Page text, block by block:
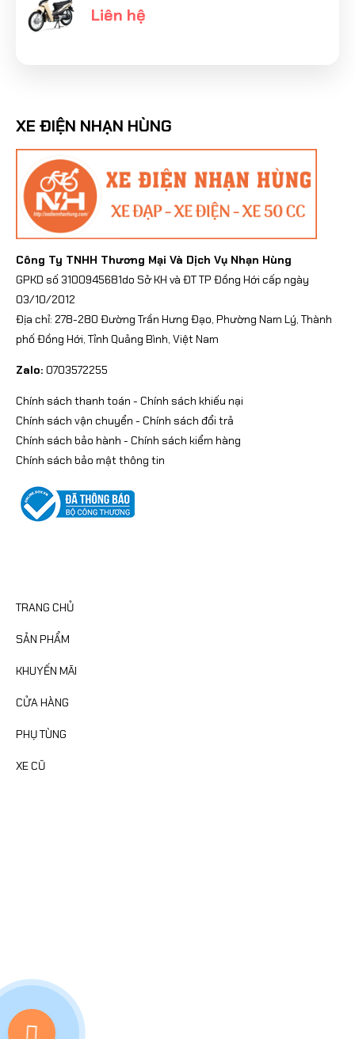
Liên hệ
XE ĐIỆN NHẠN HÙNG
Công Ty TNHH Thương Mại Và Dịch Vụ Nhạn Hùng
GPKD số 3100945681do Sở KH và ĐT TP Đồng Hới cấp ngày
03/10/2012
Địa chỉ: 278-280 Đường Trần Hưng Đạo, Phường Nam Lý, Thành
phố Đồng Hới, Tỉnh Quảng Bình, Việt Nam
Zalo: 0703572255
Chính sách thanh toán - Chính sách khiếu nại
Chính sách vận chuyển - Chính sách đổi trả
Chính sách bảo hành - Chính sách kiểm hàng
Chính sách bảo mật thông tin
TRANG CHỦ
SẢN PHẨM
KHUYẾN MÃI
CỬA HÀNG
PHỤ TÙNG
XE CŨ
0703